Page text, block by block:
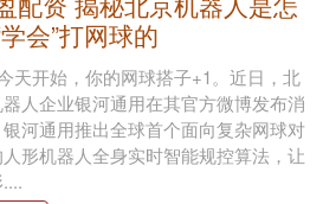
会”打网球的
天开始，你的网球搭子+1。近日，北
人企业银河通用在其官方微博发布消
河通用推出全球首个面向复杂网球对
形机器人全身实时智能规控算法，让